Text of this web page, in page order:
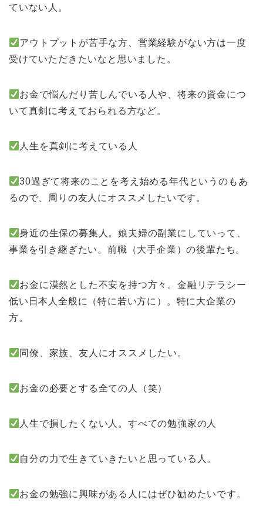
ていない人。
アウトプットが苦手な方、営業経験がない方は一度
受けていただきたいなと思いました。
お金で悩んだり苦しんでいる人や、将来の資金につ
いて真剣に考えておられる方など。
人生を真剣に考えている人
30過ぎて将来のことを考え始める年代というのもあ
るので、周りの友人にオススメしたいです。
身近の生保の募集人。娘夫婦の副業にしていって、
事業を引き継ぎたい。前職（大手企業）の後輩たち。
お金に漠然とした不安を持つ方々。金融リテラシー
低い日本人全般に（特に若い方に）。特に大企業の
方。
同僚、家族、友人にオススメしたい。
お金の必要とする全ての人（笑）
人生で損したくない人。すべての勉強家の人
自分の力で生きていきたいと思っている人。
お金の勉強に興味がある人にはぜひ勧めたいです。